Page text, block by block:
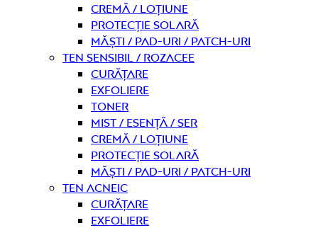
Cremă / Loțiune
Protecție solară
Măști / Pad-uri / Patch-uri
Ten sensibil / rozacee
curățare
Exfoliere
Toner
Mist / Esență / Ser
Cremă / Loțiune
Protecție solară
Măști / Pad-uri / Patch-uri
Ten acneic
curățare
Exfoliere